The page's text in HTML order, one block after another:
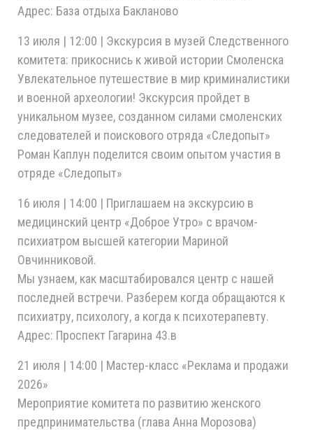
Адрес: База отдыха Бакланово
13 июля | 12:00 | Экскурсия в музей Следственного
комитета: прикоснись к живой истории Смоленска
Увлекательное путешествие в мир криминалистики
и военной археологии! Экскурсия пройдет в
уникальном музее, созданном силами смоленских
следователей и поискового отряда «Следопыт»
Роман Каплун поделится своим опытом участия в
отряде «Следопыт»
16 июля | 14:00 | Приглашаем на экскурсию в
медицинский центр «Доброе Утро» с врачом-
психиатром высшей категории Мариной
Овчинниковой.
Мы узнаем, как масштабировался центр с нашей
последней встречи. Разберем когда обращаются к
психиатру, психологу, а когда к психотерапевту.
Адрес: Проспект Гагарина 43.в
21 июля | 14:00 | Мастер-класс «Реклама и продажи
2026»
Мероприятие комитета по развитию женского
предпринимательства (глава Анна Морозова)